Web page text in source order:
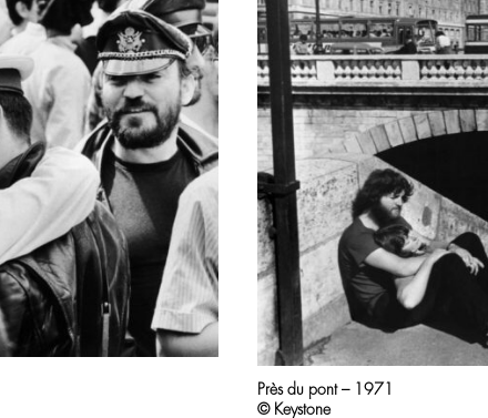
Près du pont – 1971
© Keystone